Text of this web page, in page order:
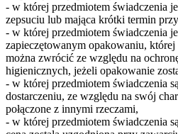
- w której przedmiotem świadczenia
zepsuciu lub mająca krótki termin
- w której przedmiotem świadczenia
zapieczętowanym opakowaniu,
można zwrócić ze względu na
higienicznych, jeżeli opakowanie
- w której przedmiotem świadczenia
dostarczeniu, ze względu na swój
połączone z innymi rzeczami,
- w której przedmiotem świadczenia